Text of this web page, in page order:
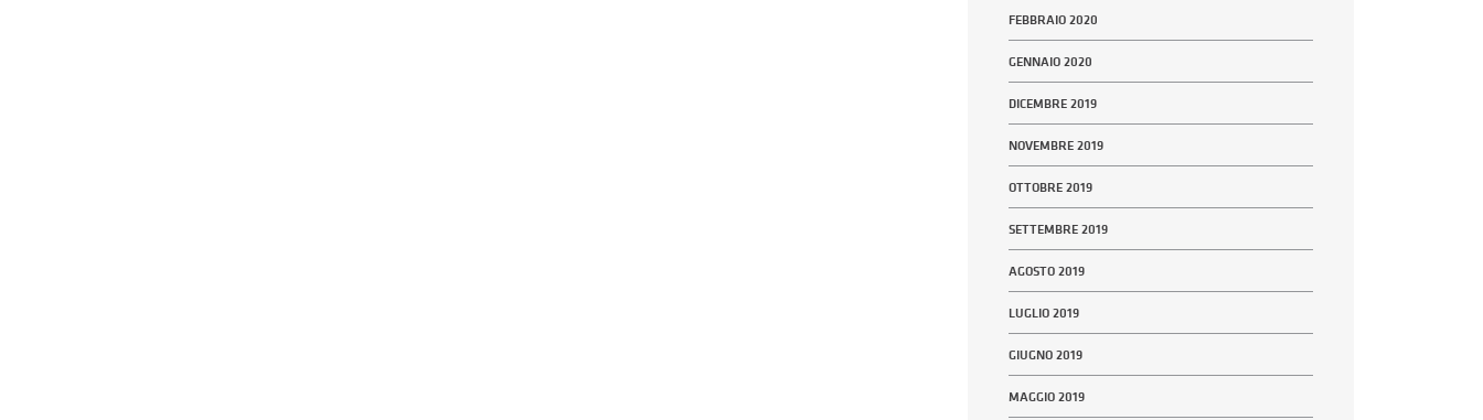
FEBBRAIO 2020
GENNAIO 2020
DICEMBRE 2019
NOVEMBRE 2019
OTTOBRE 2019
SETTEMBRE 2019
AGOSTO 2019
LUGLIO 2019
GIUGNO 2019
MAGGIO 2019